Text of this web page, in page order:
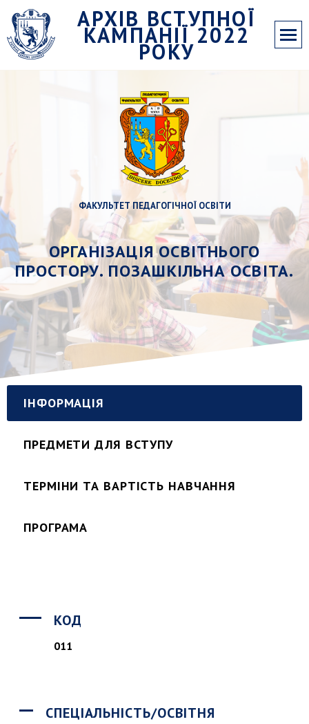
АРХІВ ВСТУПНОЇ
КАМПАНІЇ 2022
РОКУ
ФАКУЛЬТЕТ ПЕДАГОГІЧНОЇ ОСВІТИ
ОРГАНІЗАЦІЯ ОСВІТНЬОГО
ПРОСТОРУ. ПОЗАШКІЛЬНА ОСВІТА.
ІНФОРМАЦІЯ
ПРЕДМЕТИ ДЛЯ ВСТУПУ
ТЕРМІНИ ТА ВАРТІСТЬ НАВЧАННЯ
ПРОГРАМА
КОД
011
СПЕЦІАЛЬНІСТЬ/ОСВІТНЯ